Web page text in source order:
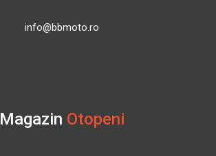
info@bbmoto.ro
Magazin Otopeni